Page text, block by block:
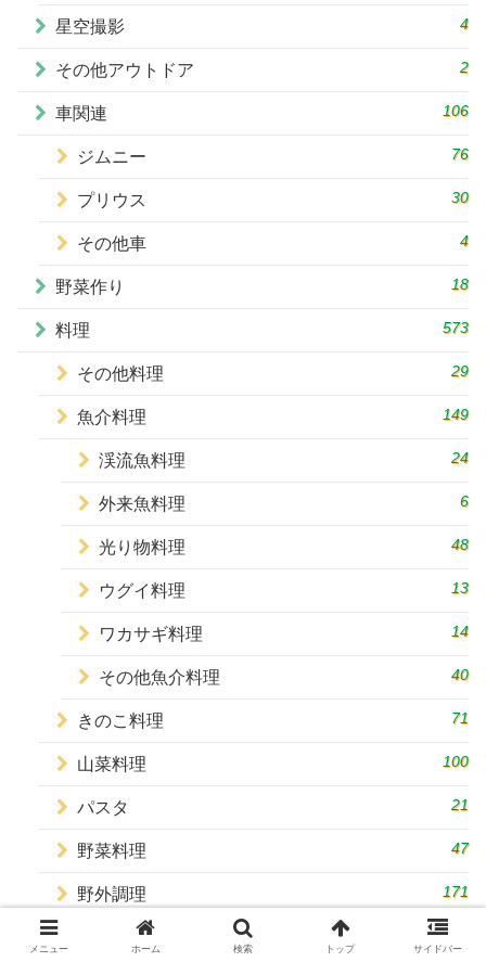
星空撮影 4
その他アウトドア 2
車関連 106
ジムニー 76
プリウス 30
その他車 4
野菜作り 18
料理 573
その他料理 29
魚介料理 149
渓流魚料理 24
外来魚料理 6
光り物料理 48
ウグイ料理 13
ワカサギ料理 14
その他魚介料理 40
きのこ料理 71
山菜料理 100
パスタ 21
野菜料理 47
野外調理 171
スイーツ
メニュー ホーム 検索 トップ サイドバー